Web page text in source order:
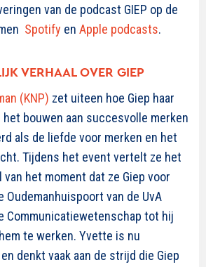
van de podcast GIEP op de
Spotify en Apple podcasts.
VERHAAL OVER GIEP
(KNP) zet uiteen hoe Giep haar
bouwen aan succesvolle merken
als de liefde voor merken en het
Tijdens het event vertelt ze het
van het moment dat ze Giep voor
Oudemanhuispoort van de UvA
Communicatiewetenschap tot hij
te werken. Yvette is nu
denkt vaak aan de strijd die Giep